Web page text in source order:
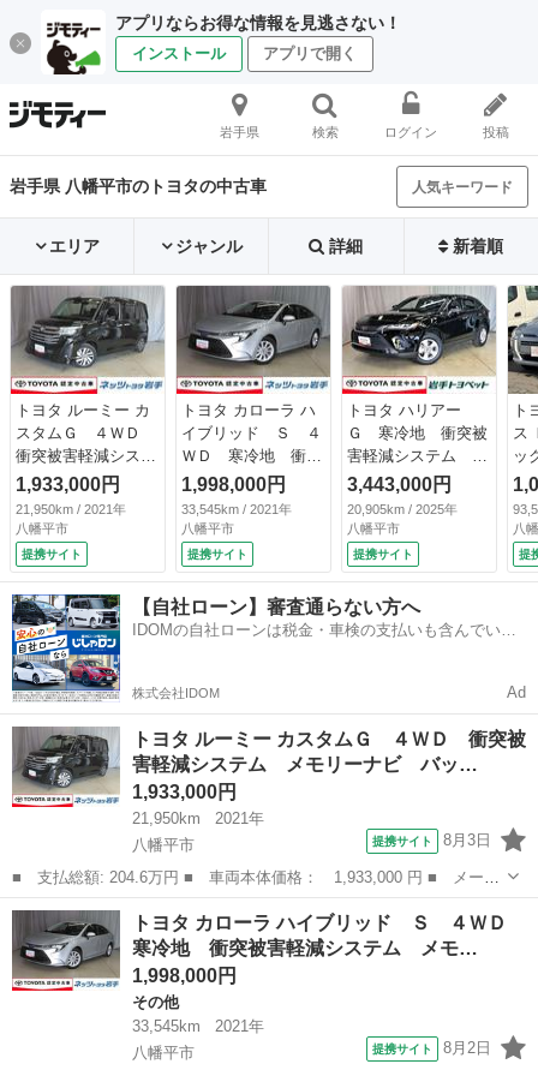
アプリならお得な情報を見逃さない！
インストール アプリで開く
岩手県 検索 ログイン 投稿
岩手県 八幡平市のトヨタの中古車 人気キーワード
エリア ジャンル 詳細 新着順
トヨタ ルーミー カ
スタムＧ ４ＷＤ
衝突被害軽減システ
ム メモリーナビ
バックカメラ 両側
電動スライド フル
セグ ＬＥＤヘッド
ランプ アルミホイ
ール スマートキ
ー オートクルーズ
コントロール アイ
ドリングストップ
盗難防止装置 （車
検整備付）
1,933,000円
21,950km / 2021年
八幡平市
提携サイト
トヨタ カローラ ハ
イブリッド Ｓ ４
ＷＤ 寒冷地 衝突
被害軽減システム
メモリーナビ バッ
クカメラ ＬＥＤヘ
ッドランプ アルミ
ホイール ドラレ
コ スマートキー
オートクルーズコン
トロール アイドリ
Ｃ 盗難防止装置
1,998,000円
33,545km / 2021年
八幡平市
提携サイト
トヨタ ハリアー
Ｇ 寒冷地 衝突被
害軽減システム バ
ックカメラ フルセ
グ ＬＥＤヘッドラ
ンプ アルミホイー
ル スマートキー
オートクルーズコン
トロール ＥＴＣ
盗難防止装置 電動
シート キーレス
3,443,000円
20,905km / 2025年
八幡平市
提携サイト
ト
ス
ッ
Ｔ
ト
ス
ッ
ー
Ｔ
エ
八
提
【自社ローン】審査通らない方へ
IDOMの自社ローンは税金・車検の支払いも含んでいる
株式会社IDOM Ad
トヨタ ルーミー カスタムＧ ４ＷＤ 衝突被
害軽減システム メモリーナビ バッ…
1,933,000円
21,950km
2021年
八幡平市
提携サイト 8月3日
■ 支払総額: 204.6万円 ■ 車両本体価格： 1,933,000 円 ■ メーカ
ー名： トヨタ ■ 車種名： ルーミー ■ グレード名： カスタム
Ｇ ４ＷＤ 衝突被害軽減システム メモリーナビ バックカメラ
両側電動...
岩手 八幡平市 トヨタ
トヨタ カローラ ハイブリッド Ｓ ４ＷＤ
寒冷地 衝突被害軽減システム メモ…
1,998,000円
その他
33,545km
2021年
八幡平市
提携サイト 8月2日